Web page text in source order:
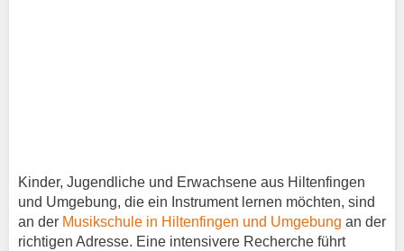
Kinder, Jugendliche und Erwachsene aus Hiltenfingen
und Umgebung, die ein Instrument lernen möchten, sind
an der Musikschule in Hiltenfingen und Umgebung an der
richtigen Adresse. Eine intensivere Recherche führt